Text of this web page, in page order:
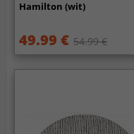
Hamilton (wit)
49.99 € 54.99 €